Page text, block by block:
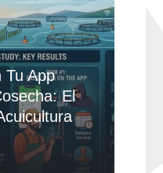
Tu App
El